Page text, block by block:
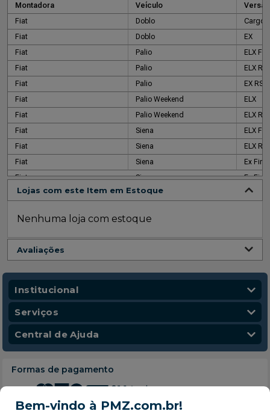
Bem-vindo à PMZ.com.br!
Montadora Veículo
Versão
Fiat
Doblo
Cargo
Fiat
Doblo
EX
Fiat
Palio
ELX
Fiat
Palio
ELX
Fiat
Palio
EX
Fiat
Palio Weekend
ELX
Fiat
Palio Weekend
ELX
Fiat
Siena
ELX
Fiat
Siena
ELX
Fiat
Siena
Ex Fire
Fiat
Siena Ex Fire
Lojas com este Item em Estoque
Nenhuma loja com estoque
Avaliações
Institucional
Quem Somos
Nossas Lojas
Código de Conduta
Serviços
Vendas Corporativas
Entregas
Central de Ajuda
Política de Privacidade
Política de Troca e Devolução
Política de Frete e Entrega
Formas de pagamento